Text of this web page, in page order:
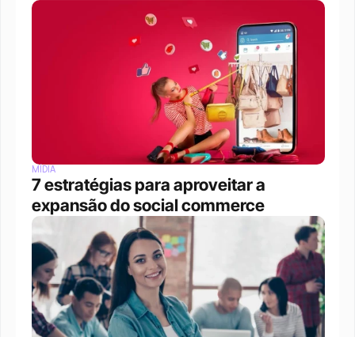
MÍDIA
7 estratégias para aproveitar a
expansão do social commerce